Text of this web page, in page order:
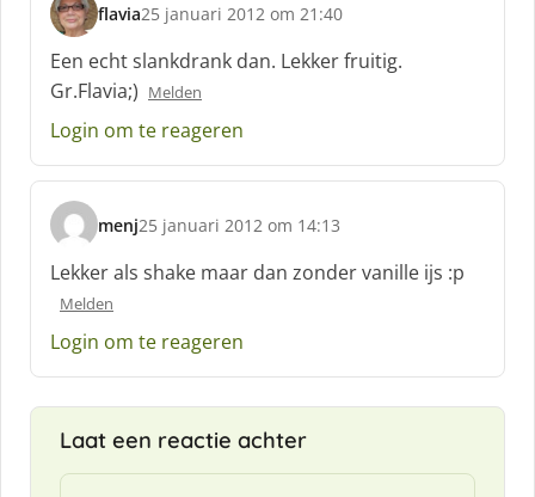
flavia
s
c
h
r
e
f
25 januari 2012 om 21:40
Een echt slankdrank dan. Lekker fruitig.
Gr.Flavia;) Melden
Login om te reageren
menj
s
c
h
e
:
25 januari 2012 om 14:13
Lekker als shake maar dan zonder vanille ijs :p
Melden
Login om te reageren
Laat een reactie achter